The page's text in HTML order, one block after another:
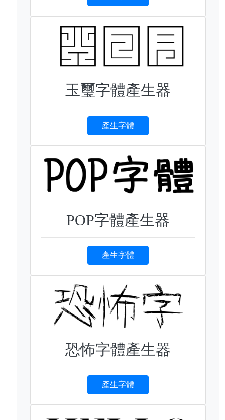
玉璽字體產生器
產生字體
POP字體產生器
產生字體
恐怖字體產生器
產生字體